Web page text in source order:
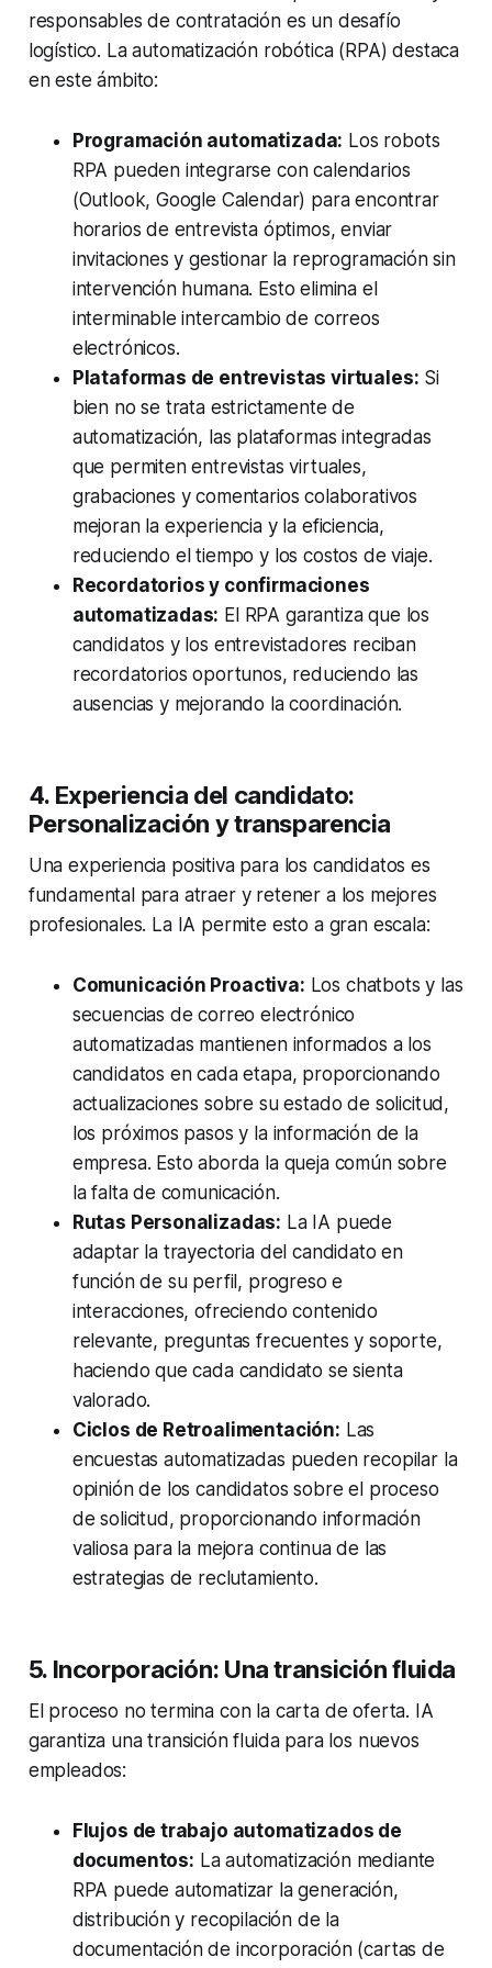
responsables de contratación es un desafío
logístico. La automatización robótica (RPA) destaca
en este ámbito:
Programación automatizada: Los robots
RPA pueden integrarse con calendarios
(Outlook, Google Calendar) para encontrar
horarios de entrevista óptimos, enviar
invitaciones y gestionar la reprogramación sin
intervención humana. Esto elimina el
interminable intercambio de correos
electrónicos.
Plataformas de entrevistas virtuales: Si
bien no se trata estrictamente de
automatización, las plataformas integradas
que permiten entrevistas virtuales,
grabaciones y comentarios colaborativos
mejoran la experiencia y la eficiencia,
reduciendo el tiempo y los costos de viaje.
Recordatorios y confirmaciones
automatizadas: El RPA garantiza que los
candidatos y los entrevistadores reciban
recordatorios oportunos, reduciendo las
ausencias y mejorando la coordinación.
4. Experiencia del candidato:
Personalización y transparencia
Una experiencia positiva para los candidatos es
fundamental para atraer y retener a los mejores
profesionales. La IA permite esto a gran escala:
Comunicación Proactiva: Los chatbots y las
secuencias de correo electrónico
automatizadas mantienen informados a los
candidatos en cada etapa, proporcionando
actualizaciones sobre su estado de solicitud,
los próximos pasos y la información de la
empresa. Esto aborda la queja común sobre
la falta de comunicación.
Rutas Personalizadas: La IA puede
adaptar la trayectoria del candidato en
función de su perfil, progreso e
interacciones, ofreciendo contenido
relevante, preguntas frecuentes y soporte,
haciendo que cada candidato se sienta
valorado.
Ciclos de Retroalimentación: Las
encuestas automatizadas pueden recopilar la
opinión de los candidatos sobre el proceso
de solicitud, proporcionando información
valiosa para la mejora continua de las
estrategias de reclutamiento.
5. Incorporación: Una transición fluida
El proceso no termina con la carta de oferta. IA
garantiza una transición fluida para los nuevos
empleados:
Flujos de trabajo automatizados de
documentos: La automatización mediante
RPA puede automatizar la generación,
distribución y recopilación de la
documentación de incorporación (cartas de